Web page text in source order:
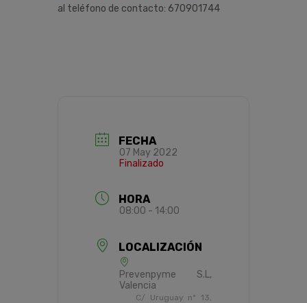
al teléfono de contacto: 670901744
FECHA
07 May 2022
Finalizado
HORA
08:00 - 14:00
LOCALIZACIÓN
Prevenpyme S.L,
Valencia
C/ Uruguay nº 13,